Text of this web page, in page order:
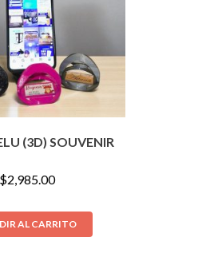
(3D) SOUVENIR
$2,985.00
AL CARRITO